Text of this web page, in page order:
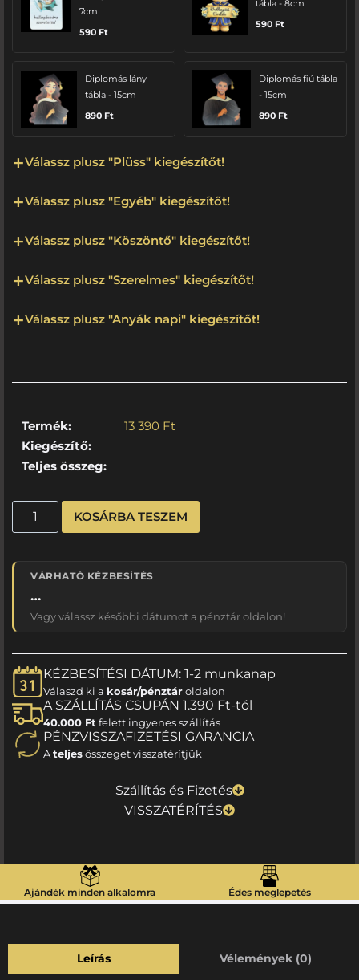
7cm
590 Ft
tábla - 8cm
590 Ft
Diplomás lány
tábla - 15cm
890 Ft
Diplomás fiú tábla
- 15cm
890 Ft
Válassz plusz "Plüss" kiegészítőt!
Válassz plusz "Egyéb" kiegészítőt!
Válassz plusz "Köszöntő" kiegészítőt!
Válassz plusz "Szerelmes" kiegészítőt!
Válassz plusz "Anyák napi" kiegészítőt!
Termék: 13 390 Ft
Kiegészítő:
Teljes összeg:
KOSÁRBA TESZEM
VÁRHATÓ KÉZBESÍTÉS
…
Vagy válassz későbbi dátumot a pénztár oldalon!
KÉZBESÍTÉSI DÁTUM: 1-2 munkanap
Válaszd ki a kosár/pénztároldalon
A SZÁLLÍTÁS CSUPÁN 1.390 Ft-tól
40.000 Ftfelett ingyenes szállítás
PÉNZVISSZAFIZETÉSI GARANCIA
Ateljesösszeget visszatérítjük
Szállítás és Fizetés
VISSZATÉRÍTÉS
Ajándék minden alkalomra Édes meglepetés
Leírás Vélemények (0)